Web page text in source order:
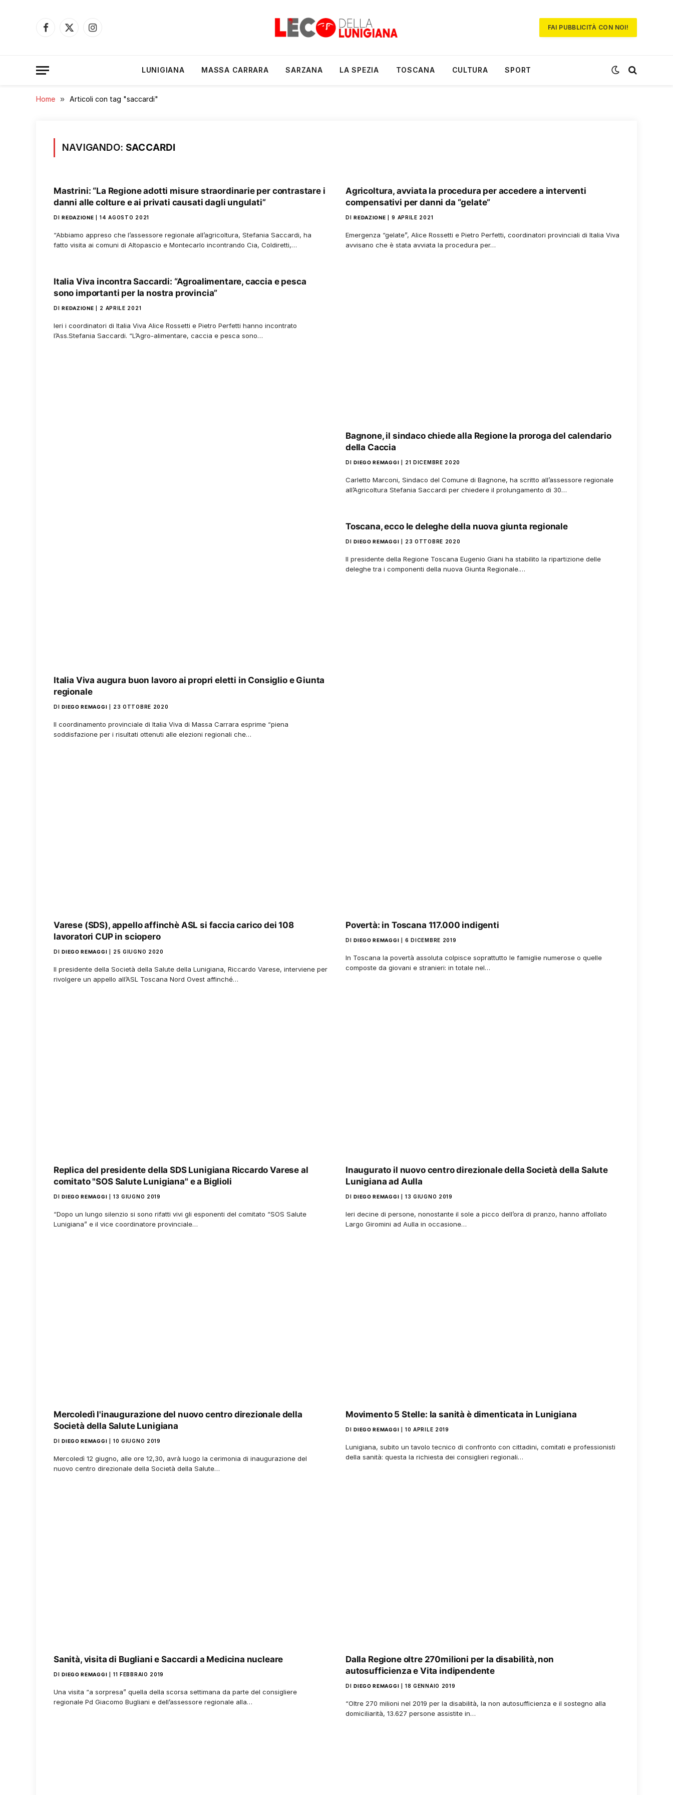
Facebook
X
Instagram
FAI PUBBLICITÀ CON NOI!
LUNIGIANA MASSA CARRARA SARZANA LA SPEZIA TOSCANA CULTURA SPORT
Home » Articoli con tag "saccardi"
NAVIGANDO: SACCARDI
Mastrini: “La Regione adotti misure straordinarie per contrastare i
danni alle colture e ai privati causati dagli ungulati”
DI REDAZIONE 14 AGOSTO 2021
“Abbiamo appreso che l’assessore regionale all’agricoltura, Stefania Saccardi, ha
fatto visita ai comuni di Altopascio e Montecarlo incontrando Cia, Coldiretti,…
Agricoltura, avviata la procedura per accedere a interventi
compensativi per danni da “gelate”
DI REDAZIONE 9 APRILE 2021
Emergenza “gelate”, Alice Rossetti e Pietro Perfetti, coordinatori provinciali di Italia Viva
avvisano che è stata avviata la procedura per…
Italia Viva incontra Saccardi: “Agroalimentare, caccia e pesca
sono importanti per la nostra provincia”
DI REDAZIONE 2 APRILE 2021
Ieri i coordinatori di Italia Viva Alice Rossetti e Pietro Perfetti hanno incontrato
l’Ass.Stefania Saccardi. “L’Agro-alimentare, caccia e pesca sono…
Bagnone, il sindaco chiede alla Regione la proroga del calendario
della Caccia
DI DIEGO REMAGGI 21 DICEMBRE 2020
Carletto Marconi, Sindaco del Comune di Bagnone, ha scritto all’assessore regionale
all’Agricoltura Stefania Saccardi per chiedere il prolungamento di 30…
Italia Viva augura buon lavoro ai propri eletti in Consiglio e Giunta
regionale
DI DIEGO REMAGGI 23 OTTOBRE 2020
Il coordinamento provinciale di Italia Viva di Massa Carrara esprime “piena
soddisfazione per i risultati ottenuti alle elezioni regionali che…
Toscana, ecco le deleghe della nuova giunta regionale
DI DIEGO REMAGGI 23 OTTOBRE 2020
Il presidente della Regione Toscana Eugenio Giani ha stabilito la ripartizione delle
deleghe tra i componenti della nuova Giunta Regionale.…
Varese (SDS), appello affinchè ASL si faccia carico dei 108
lavoratori CUP in sciopero
DI DIEGO REMAGGI 25 GIUGNO 2020
Il presidente della Società della Salute della Lunigiana, Riccardo Varese, interviene per
rivolgere un appello all’ASL Toscana Nord Ovest affinché…
Povertà: in Toscana 117.000 indigenti
DI DIEGO REMAGGI 6 DICEMBRE 2019
In Toscana la povertà assoluta colpisce soprattutto le famiglie numerose o quelle
composte da giovani e stranieri: in totale nel…
Replica del presidente della SDS Lunigiana Riccardo Varese al
comitato "SOS Salute Lunigiana" e a Biglioli
DI DIEGO REMAGGI 13 GIUGNO 2019
“Dopo un lungo silenzio si sono rifatti vivi gli esponenti del comitato “SOS Salute
Lunigiana” e il vice coordinatore provinciale…
Inaugurato il nuovo centro direzionale della Società della Salute
Lunigiana ad Aulla
DI DIEGO REMAGGI 13 GIUGNO 2019
Ieri decine di persone, nonostante il sole a picco dell’ora di pranzo, hanno affollato
Largo Giromini ad Aulla in occasione…
Mercoledì l'inaugurazione del nuovo centro direzionale della
Società della Salute Lunigiana
DI DIEGO REMAGGI 10 GIUGNO 2019
Mercoledì 12 giugno, alle ore 12,30, avrà luogo la cerimonia di inaugurazione del
nuovo centro direzionale della Società della Salute…
Movimento 5 Stelle: la sanità è dimenticata in Lunigiana
DI DIEGO REMAGGI 10 APRILE 2019
Lunigiana, subito un tavolo tecnico di confronto con cittadini, comitati e professionisti
della sanità: questa la richiesta dei consiglieri regionali…
Sanità, visita di Bugliani e Saccardi a Medicina nucleare
DI DIEGO REMAGGI 11 FEBBRAIO 2019
Una visita “a sorpresa” quella della scorsa settimana da parte del consigliere
regionale Pd Giacomo Bugliani e dell’assessore regionale alla…
Dalla Regione oltre 270milioni per la disabilità, non
autosufficienza e Vita indipendente
DI DIEGO REMAGGI 18 GENNAIO 2019
“Oltre 270 milioni nel 2019 per la disabilità, la non autosufficienza e il sostegno alla
domiciliarità, 13.627 persone assistite in…